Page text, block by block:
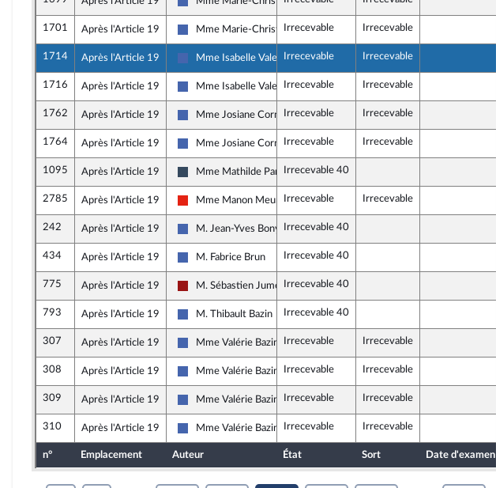
Les Républicains
1701 Après l'Article 19
Les Républicains
Mme Marie-Christine Dalloz
Irrecevable Irrecevable
1714 Après l'Article 19
Les Républicains
Mme Isabelle ValentinIrrecevable Irrecevable
1716 Après l'Article 19
Les Républicains
Mme Isabelle ValentinIrrecevable Irrecevable
1762 Après l'Article 19
Les Républicains
Mme Josiane CorneloupIrrecevable Irrecevable
1764 Après l'Article 19
Les Républicains
Mme Josiane CorneloupIrrecevable Irrecevable
1095 Après l'Article 19
Rassemblement National
Mme Mathilde ParisIrrecevable 40
2785 Après l'Article 19
La France insoumise - Nouvelle Union Populaire écologique et sociale
Mme Manon MeunierIrrecevable Irrecevable
242 Après l'Article 19
Les Républicains
M. Jean-Yves Bony Irrecevable 40
434 Après l'Article 19
Les Républicains
M. Fabrice Brun Irrecevable 40
775 Après l'Article 19
Gauche démocrate et républicaine - NUPES
M. Sébastien Jumel Irrecevable 40
793 Après l'Article 19
Les Républicains
M. Thibault Bazin Irrecevable 40
307 Après l'Article 19
Les Républicains
Mme Valérie Bazin-Malgras
Irrecevable Irrecevable
308 Après l'Article 19
Les Républicains
Mme Valérie Bazin-Malgras
Irrecevable Irrecevable
309 Après l'Article 19
Les Républicains
Mme Valérie Bazin-Malgras
Irrecevable Irrecevable
310 Après l'Article 19
Les Républicains
Mme Valérie Bazin-Malgras
Irrecevable Irrecevable
n° Emplacement Auteur État Sort Date d'examen